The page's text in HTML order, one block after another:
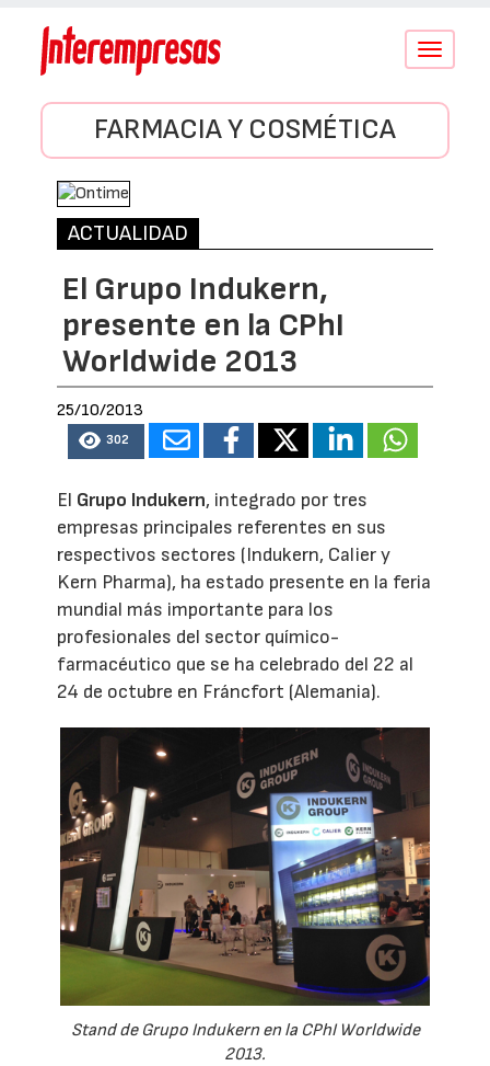
Conmutar
FARMACIA Y COSMÉTICA
ACTUALIDAD
El Grupo Indukern,
presente en la CPhI
Worldwide 2013
25/10/2013
302
El Grupo Indukern, integrado por tres
empresas principales referentes en sus
respectivos sectores (Indukern, Calier y
Kern Pharma), ha estado presente en la feria
mundial más importante para los
profesionales del sector químico-
farmacéutico que se ha celebrado del 22 al
24 de octubre en Fráncfort (Alemania).
Stand de Grupo Indukern en la CPhI Worldwide
2013.